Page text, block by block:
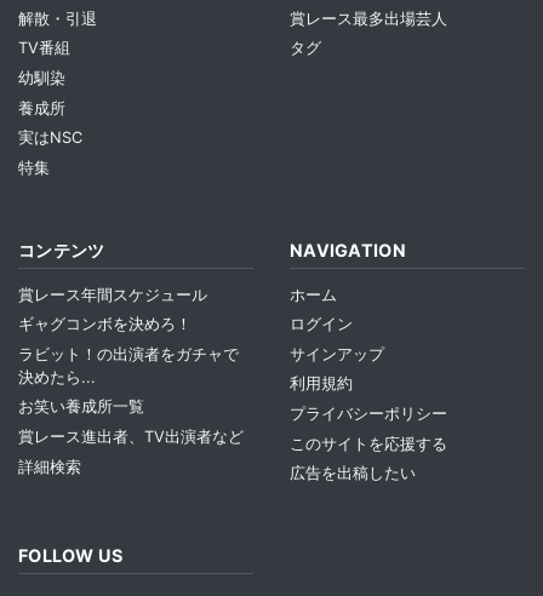
解散・引退
TV番組
幼馴染
養成所
実はNSC
特集
賞レース最多出場芸人
タグ
コンテンツ
賞レース年間スケジュール
ギャグコンボを決めろ！
ラビット！の出演者をガチャで
決めたら...
お笑い養成所一覧
賞レース進出者、TV出演者など
詳細検索
NAVIGATION
ホーム
ログイン
サインアップ
利用規約
プライバシーポリシー
このサイトを応援する
広告を出稿したい
FOLLOW US